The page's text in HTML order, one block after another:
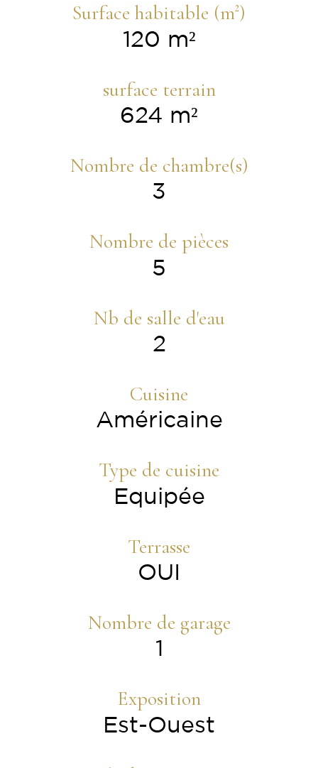
Surface habitable (m²)
120 m²
surface terrain
624 m²
Nombre de chambre(s)
3
Nombre de pièces
5
Nb de salle d'eau
2
Cuisine
Américaine
Type de cuisine
Equipée
Terrasse
OUI
Nombre de garage
1
Exposition
Est-Ouest